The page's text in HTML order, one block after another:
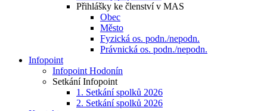
Přihlášky ke členství v MAS
Obec
Město
Fyzická os. podn./nepodn.
Právnická os. podn./nepodn.
Infopoint
Infopoint Hodonín
Setkání Infopoint
1. Setkání spolků 2026
2. Setkání spolků 2026